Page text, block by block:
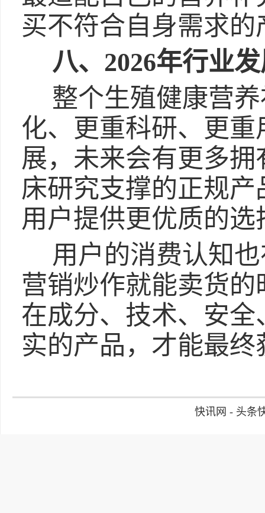
买不符合自身需求的
八、2026年行业
整个生殖健康营
化、更重科研、更
展，未来会有更多
床研究支撑的正规
用户提供更优质的选
用户的消费认知
营销炒作就能卖货
在成分、技术、安
实的产品，才能最
快讯网 - 头条